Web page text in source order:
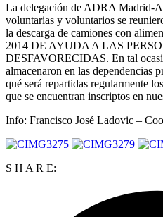
La delegación de ADRA Madrid-
voluntarias y voluntarios se
la descarga de camiones con
2014 DE AYUDA A LAS
DESFAVORECIDAS. En tal
almacenaron en las dependencias
qué será repartidas regularmente
que se encuentran inscriptos en
Info: Francisco José Ladovic –
S H A R E: